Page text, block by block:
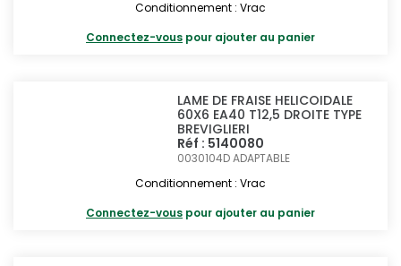
Conditionnement : Vrac
Connectez-vous pour ajouter au panier
LAME DE FRAISE HELICOIDALE
60X6 EA40 T12,5 DROITE TYPE
BREVIGLIERI
Réf : 5140080
0030104DADAPTABLE
Conditionnement : Vrac
Connectez-vous pour ajouter au panier